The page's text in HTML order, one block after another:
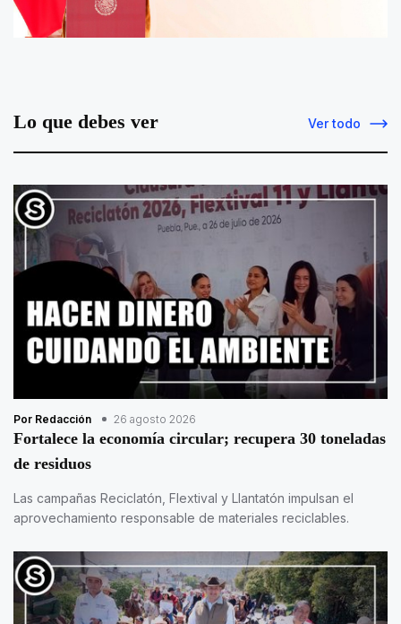
Lo que debes ver Ver todo
Por Redacción 26 agosto 2026
Fortalece la economía circular; recupera 30 toneladas
de residuos
Las campañas Reciclatón, Flextival y Llantatón impulsan el
aprovechamiento responsable de materiales reciclables.